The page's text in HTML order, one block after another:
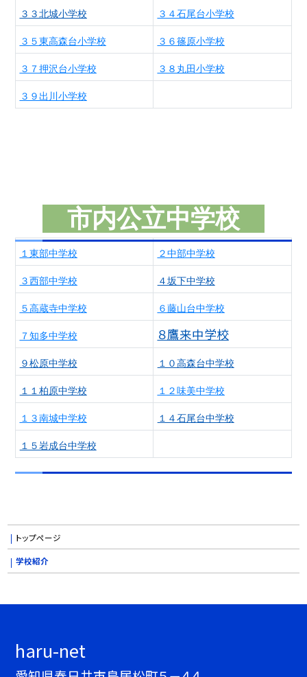
３３北城小学校 ３４石尾台小学校
３５東高森台小学校 ３６篠原小学校
３７押沢台小学校 ３８丸田小学校
３９出川小学校
市内公立中学校
１東部中学校 ２中部中学校
３西部中学校 ４坂下中学校
５高蔵寺中学校 ６藤山台中学校
７知多中学校 ８鷹来中学校
９松原中学校 １０高森台中学校
１１柏原中学校 １２味美中学校
１３南城中学校 １４石尾台中学校
１５岩成台中学校
トップページ
学校紹介
haru-net